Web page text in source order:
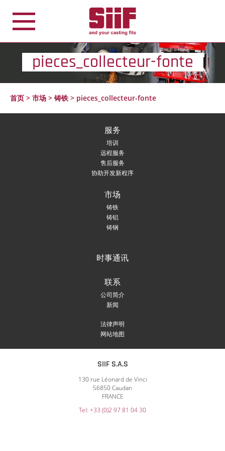
pieces_collecteur-fonte
首页 > 市场 > 铸铁 > pieces_collecteur-fonte
服务
培训
远程服务
售后服务
协助开发新程序
市场
铸铁
铸铝
铸钢
时事通讯
联系
公司简介
新闻
法律声明
网站地图
SIIF S.A.S
130 rue Léonard de Vinci
56850 Caudan
FRANCE
Tel: +33 (0)2 97 81 04 30